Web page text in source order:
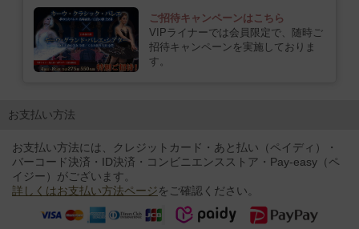
ご招待キャンペーンはこちら
VIPライナーでは会員限定で、随時ご
招待キャンペーンを実施しておりま
す。
お支払い方法
お支払い方法には、クレジットカード・あと払い（ペイディ）
・
バーコード決済・ID決済 ・コンビニエンスストア・Pay-easy（ペ
イジー）がございます。
詳しくはお支払い方法ページをご確認ください。